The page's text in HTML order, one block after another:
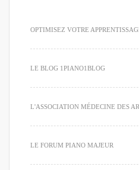
OPTIMISEZ VOTRE
LE BLOG 1PIANO1BLOG
L'ASSOCIATION MÉDECINE DES
LE FORUM PIANO MAJEUR